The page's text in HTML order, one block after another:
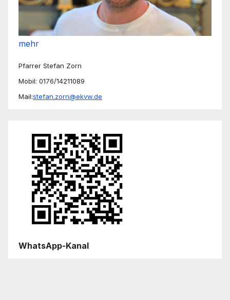
mehr
Pfarrer Stefan Zorn
Mobil: 0176/14211089
Mail:stefan.zorn@ekvw.de
WhatsApp-Kanal